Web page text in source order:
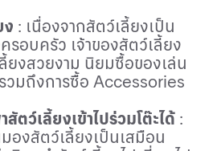
ง : เนื่องจากสัตว์เลี้ยงเป็น
อบครัว เจ้าของสัตว์เลี้ยง
ยงสวยงาม นิยมซื้อของเล่น
วมถึงการซื้อ Accessories
ตว์เลี้ยงเข้าไปร่วมโต๊ะได้ :
องสัตว์เลี้ยงเป็นเสมือน